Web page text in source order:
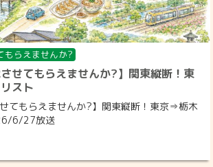
もらえませんか?
させてもらえませんか?】関東縦断！東
スト
せてもらえませんか?】関東縦断！東京⇒栃木
6/27放送